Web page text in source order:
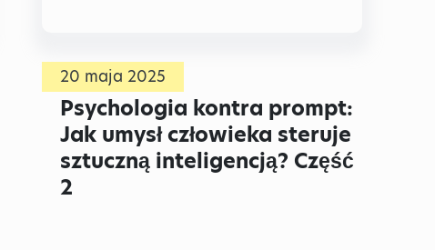
20 maja 2025
Psychologia kontra prompt:
Jak umysł człowieka steruje
sztuczną inteligencją? Część
2